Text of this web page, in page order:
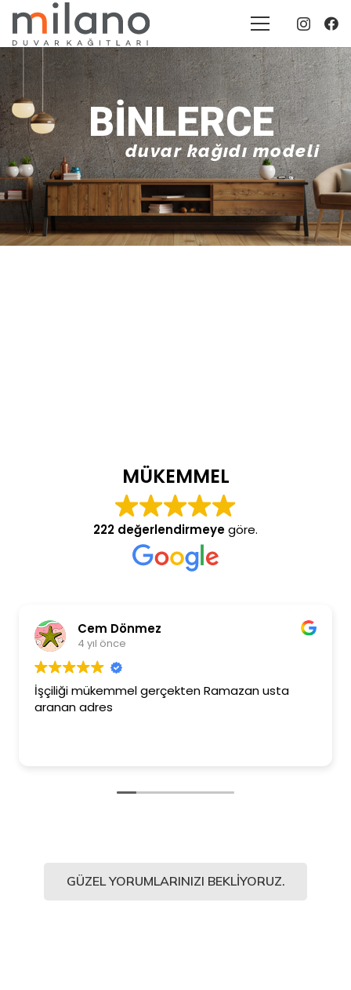
BINLERCE
duvar kağıdı modeli
MÜKEMMEL
222 değerlendirmeyegöre.
Cem Dönmez
4 yıl önce
İşçiliği mükemmel gerçekten Ramazan usta
aranan adres
GÜZEL YORUMLARINIZI BEKLIYORUZ.